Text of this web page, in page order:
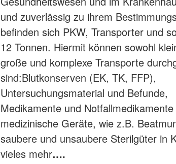
und zuverlässig zu ihrem
befinden sich PKW, Transporter und
12 Tonnen. Hiermit können sowohl
große und komplexe Transporte
sind:Blutkonserven (EK, TK, FFP),
Untersuchungsmaterial und Befunde,
Medikamente und
medizinische Geräte, wie z.B.
saubere und unsaubere Sterilgüter in
vieles mehr….